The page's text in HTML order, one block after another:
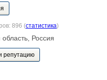
896 (статистика)
область, Россия
репутацию